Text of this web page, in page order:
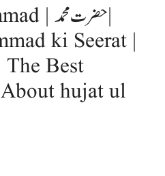
ki Seerat |
Best
hujat ul